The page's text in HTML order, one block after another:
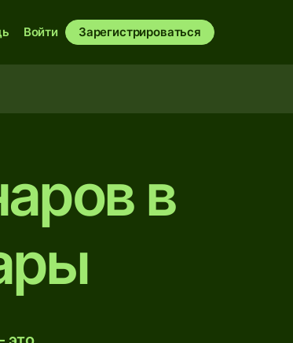
Войти Зарегистрироваться
в